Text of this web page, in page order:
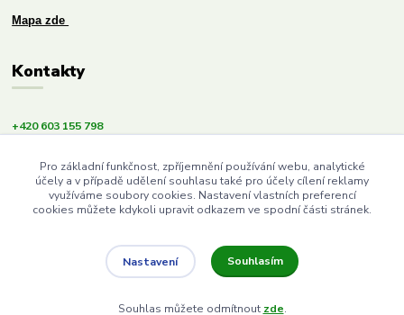
Mapa zde
Kontakty
+420 603 155 798
info@budemezdravi.cz
Upravit sběr cookies.
Pro základní funkčnost, zpříjemnění používání webu, analytické
účely a v případě udělení souhlasu také pro účely cílení reklamy
využíváme soubory cookies. Nastavení vlastních preferencí
cookies můžete kdykoli upravit odkazem ve spodní části stránek.
Nastavení Souhlasím
Souhlas můžete odmítnout zde.